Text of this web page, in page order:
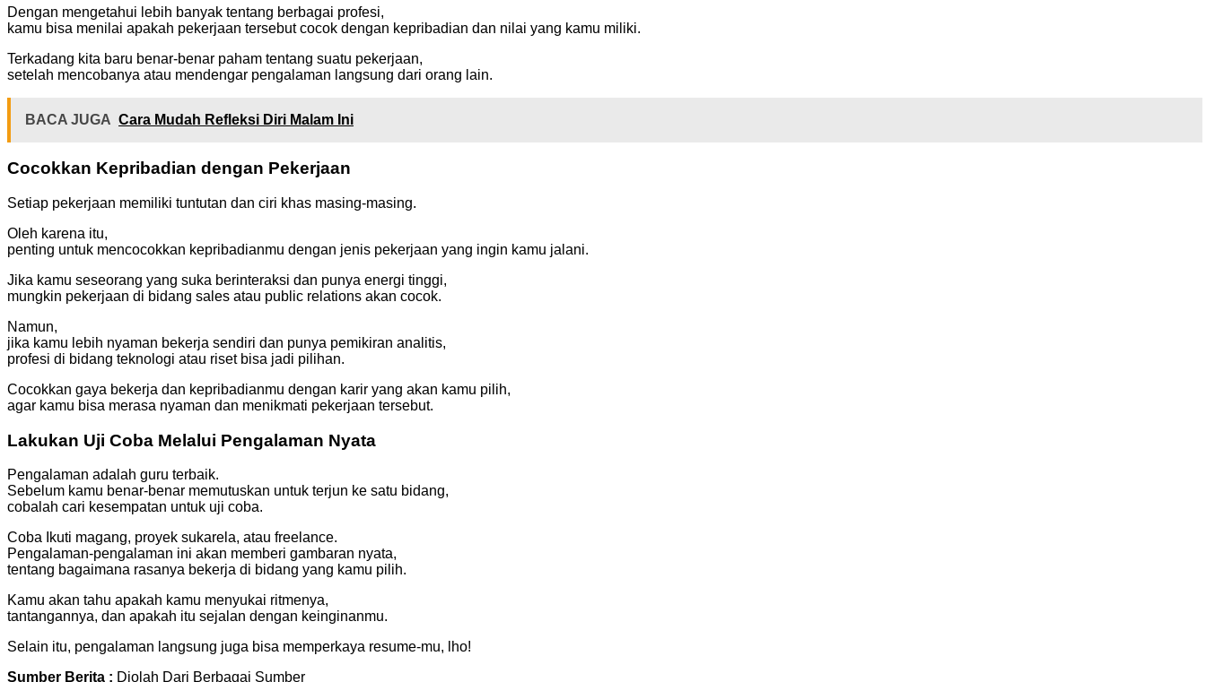
Dengan mengetahui lebih banyak tentang berbagai profesi,
kamu bisa menilai apakah pekerjaan tersebut cocok dengan kepribadian dan nilai yang kamu miliki.
Terkadang kita baru benar-benar paham tentang suatu pekerjaan,
setelah mencobanya atau mendengar pengalaman langsung dari orang lain.
BACA JUGA Cara Mudah Refleksi Diri Malam Ini
Cocokkan Kepribadian dengan Pekerjaan
Setiap pekerjaan memiliki tuntutan dan ciri khas masing-masing.
Oleh karena itu,
penting untuk mencocokkan kepribadianmu dengan jenis pekerjaan yang ingin kamu jalani.
Jika kamu seseorang yang suka berinteraksi dan punya energi tinggi,
mungkin pekerjaan di bidang sales atau public relations akan cocok.
Namun,
jika kamu lebih nyaman bekerja sendiri dan punya pemikiran analitis,
profesi di bidang teknologi atau riset bisa jadi pilihan.
Cocokkan gaya bekerja dan kepribadianmu dengan karir yang akan kamu pilih,
agar kamu bisa merasa nyaman dan menikmati pekerjaan tersebut.
Lakukan Uji Coba Melalui Pengalaman Nyata
Pengalaman adalah guru terbaik.
Sebelum kamu benar-benar memutuskan untuk terjun ke satu bidang,
cobalah cari kesempatan untuk uji coba.
Coba Ikuti magang, proyek sukarela, atau freelance.
Pengalaman-pengalaman ini akan memberi gambaran nyata,
tentang bagaimana rasanya bekerja di bidang yang kamu pilih.
Kamu akan tahu apakah kamu menyukai ritmenya,
tantangannya, dan apakah itu sejalan dengan keinginanmu.
Selain itu, pengalaman langsung juga bisa memperkaya resume-mu, lho!
Sumber Berita : Diolah Dari Berbagai Sumber